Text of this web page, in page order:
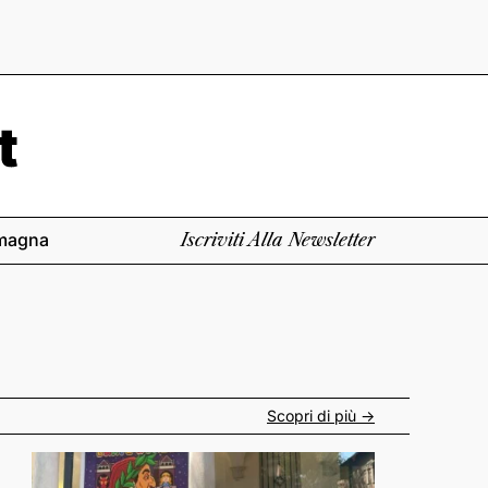
Iscriviti Alla Newsletter
Scopri di più ->